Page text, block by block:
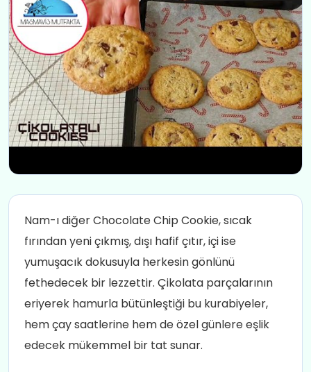
Nam-ı diğer Chocolate Chip Cookie, sıcak
fırından yeni çıkmış, dışı hafif çıtır, içi ise
yumuşacık dokusuyla herkesin gönlünü
fethedecek bir lezzettir. Çikolata parçalarının
eriyerek hamurla bütünleştiği bu kurabiyeler,
hem çay saatlerine hem de özel günlere eşlik
edecek mükemmel bir tat sunar.